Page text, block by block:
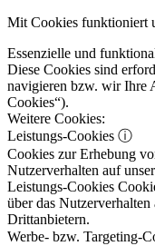
Mit Cookies funktioniert
Essenzielle und
Diese Cookies sind
navigieren bzw. wir Ihre
Cookies“).
Weitere Cookies:
Leistungs-Cookies ⓘ
Cookies zur Erhebung
Nutzerverhalten auf
Leistungs-Cookies
über das
Drittanbietern.
Werbe- bzw. Targeting-